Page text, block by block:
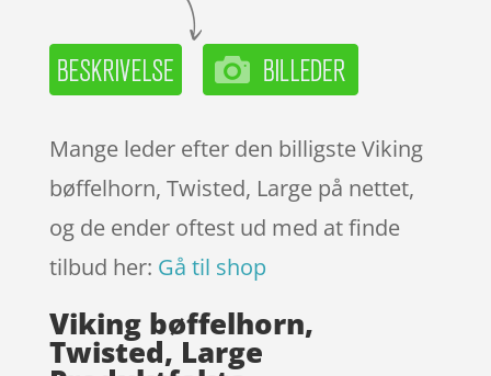
Mange leder efter den billigste Viking
bøffelhorn, Twisted, Large på nettet,
og de ender oftest ud med at finde
tilbud her: Gå til shop
Viking bøffelhorn,
Twisted, Large